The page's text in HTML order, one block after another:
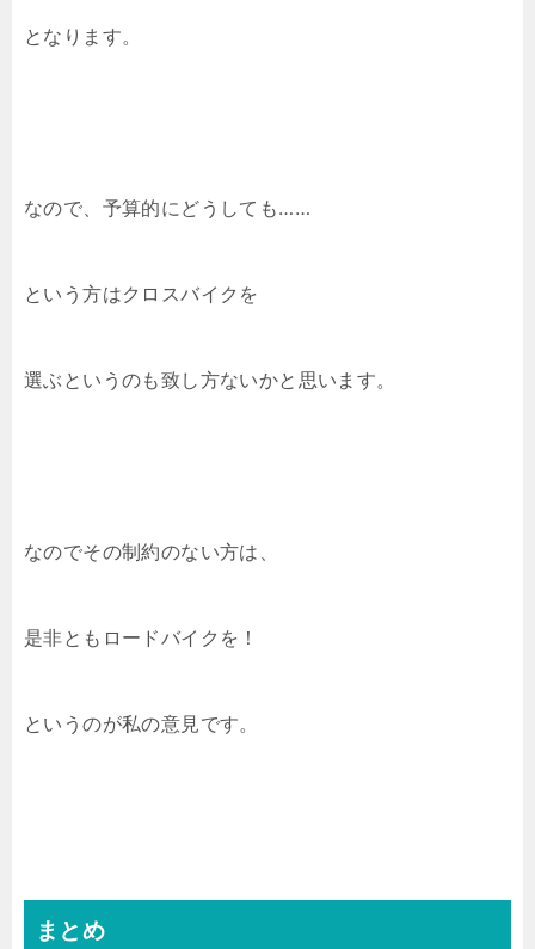
となります。
なので、予算的にどうしても……
という方はクロスバイクを
選ぶというのも致し方ないかと思います。
なのでその制約のない方は、
是非ともロードバイクを！
というのが私の意見です。
まとめ